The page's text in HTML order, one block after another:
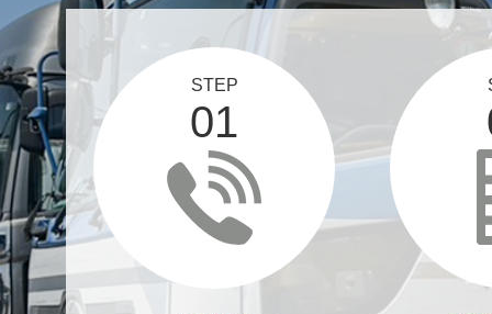
STEP
01